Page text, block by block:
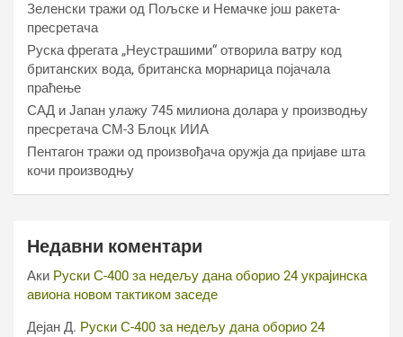
Зеленски тражи од Пољске и Немачке још ракета-
пресретача
Руска фрегата „Неустрашими“ отворила ватру код
британских вода, британска морнарица појачала
праћење
САД и Јапан улажу 745 милиона долара у производњу
пресретача СМ-3 Блоцк ИИА
Пентагон тражи од произвођача оружја да пријаве шта
кочи производњу
Недавни коментари
Аки Руски С-400 за недељу дана оборио 24 украјинска
авиона новом тактиком заседе
Дејан Д. Руски С-400 за недељу дана оборио 24